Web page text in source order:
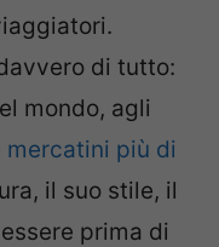
di tutto:
mondo, agli
mercatini più di
il suo stile, il
prima di